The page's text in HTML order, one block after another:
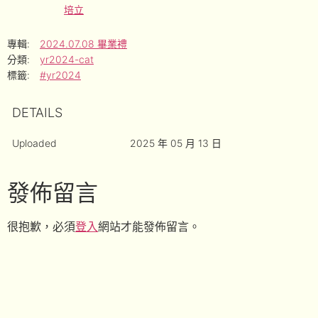
培立
專輯:
2024.07.08 畢業禮
分類:
yr2024-cat
標籤:
#yr2024
DETAILS
Uploaded 2025 年 05 月 13 日
發佈留言
很抱歉，必須登入網站才能發佈留言。